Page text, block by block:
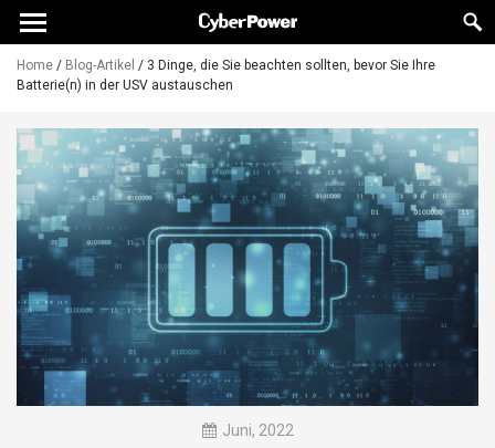
Home / Blog-Artikel / 3 Dinge, die Sie beachten sollten, bevor Sie Ihre
Batterie(n) in der USV austauschen
Juni, 2022